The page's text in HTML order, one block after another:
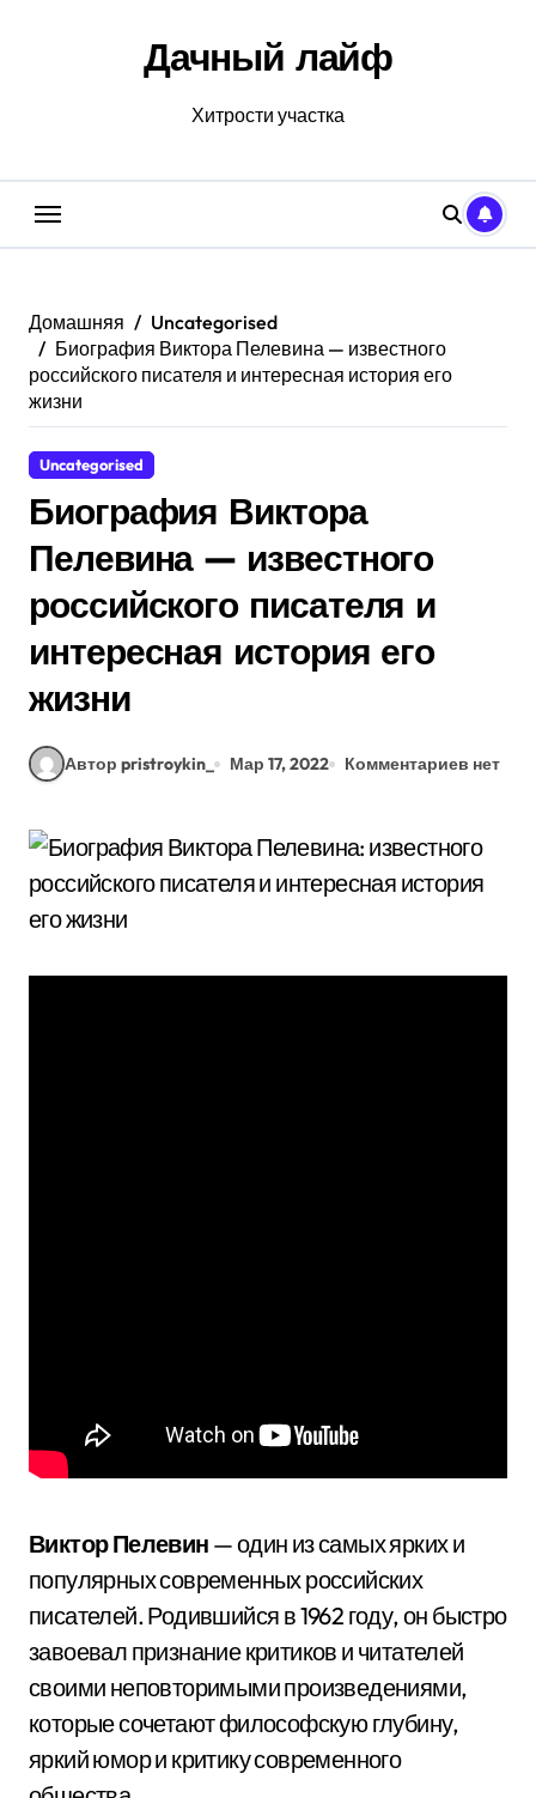
Дачный лайф
Хитрости участка
Домашняя
Uncategorised
Биография Виктора Пелевина — известного
российского писателя и интересная история его
жизни
Uncategorised
Биография Виктора
Пелевина — известного
российского писателя и
интересная история его
жизни
Автор pristroykin_ Мар 17, 2022 Комментариев нет
Виктор Пелевин — один из самых ярких и
популярных современных российских
писателей. Родившийся в 1962 году, он быстро
завоевал признание критиков и читателей
своими неповторимыми произведениями,
которые сочетают философскую глубину,
яркий юмор и критику современного